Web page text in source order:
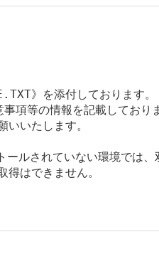
》を添付しております。
項等の情報を記載しており
いたします。
ルされていない環境では、
はできません。